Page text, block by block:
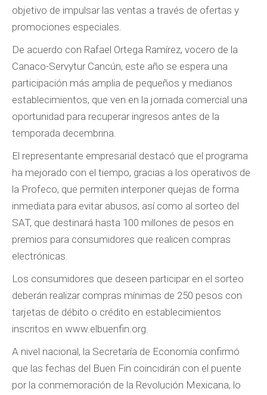
objetivo de impulsar las ventas a través de ofertas y
promociones especiales.
De acuerdo con Rafael Ortega Ramírez, vocero de la
Canaco-Servytur Cancún, este año se espera una
participación más amplia de pequeños y medianos
establecimientos, que ven en la jornada comercial una
oportunidad para recuperar ingresos antes de la
temporada decembrina.
El representante empresarial destacó que el programa
ha mejorado con el tiempo, gracias a los operativos de
la Profeco, que permiten interponer quejas de forma
inmediata para evitar abusos, así como al sorteo del
SAT, que destinará hasta 100 millones de pesos en
premios para consumidores que realicen compras
electrónicas.
Los consumidores que deseen participar en el sorteo
deberán realizar compras mínimas de 250 pesos con
tarjetas de débito o crédito en establecimientos
inscritos en www.elbuenfin.org.
A nivel nacional, la Secretaría de Economía confirmó
que las fechas del Buen Fin coincidirán con el puente
por la conmemoración de la Revolución Mexicana, lo